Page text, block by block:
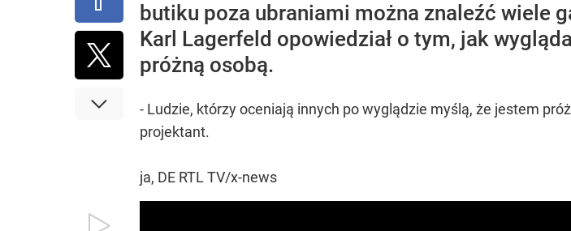
butiku poza ubraniami można znaleźć wiele
Karl Lagerfeld opowiedział o tym, jak
próżną osobą.
- Ludzie, którzy oceniają innych po wyglądzie myślą, że jestem
projektant.
ja, DE RTL TV/x-news